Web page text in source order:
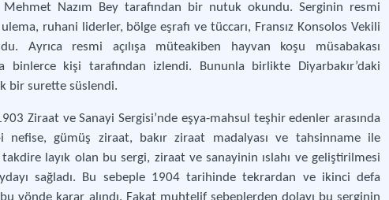
Mehmet Nazım Bey tarafından bir nutuk okundu. Serginin resmi
ruhani liderler, bölge eşrafı ve tüccarı, Fransız Konsolos Vekili
Ayrıca resmi açılışa müteakiben hayvan koşu müsabakası
kişi tarafından izlendi. Bununla birlikte Diyarbakır’daki
bir surette süslendi.
Ziraat ve Sanayi Sergisi’nde eşya-mahsul teşhir edenler arasında
gümüş ziraat, bakır ziraat madalyası ve tahsinname ile
layık olan bu sergi, ziraat ve sanayinin ıslahı ve geliştirilmesi
sağladı. Bu sebeple 1904 tarihinde tekrardan ve ikinci defa
yönde karar alındı. Fakat muhtelif sebeplerden dolayı bu serginin